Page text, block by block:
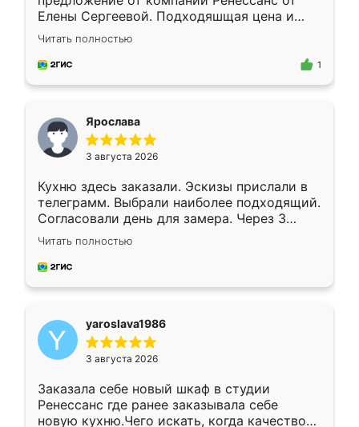
Елены Сергеевой. Подходяшщая цена и
короткие сроки изготовления. Приехавший
для замера сотрудник Владислав
предложил по моему эскизу самый
Читать полностью
1
Ярослава
3 августа 2026
Кухню здесь заказали. Эскизы прислали в
телеграмм. Выбрали наиболее подходящий.
Согласовали день для замера. Через 3
недели кухня была уже готова. Остались
довольны работой. Спасибо Ренессанс
мебель за качественную работу!
Читать полностью
yaroslava1986
3 августа 2026
Заказала себе новый шкаф в студии
Ренессанс где ранее заказывала себе
новую кухню.Чего искать, когда качеством